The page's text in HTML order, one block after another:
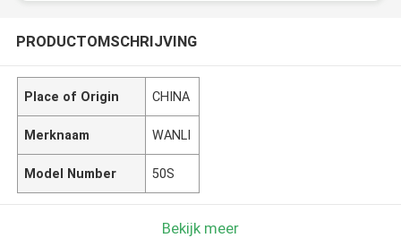
PRODUCTOMSCHRIJVING
Place of Origin CHINA
Merknaam WANLI
Model Number 50S
Bekijk meer